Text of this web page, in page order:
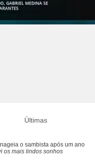
Ana Castela durante show e
Últimas
o sambista após um ano
os mais lindos sonhos